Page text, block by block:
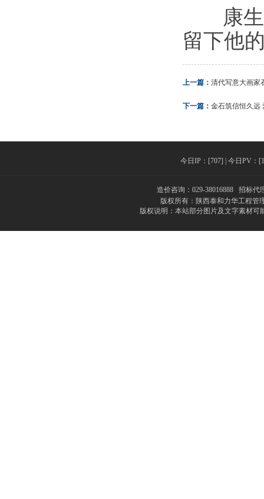
康生
留下他
上一篇： 清代写意大画家
下一篇： 金石筑信恒久远
今日IP：[707] | 今日PV：
造价咨询：029-38016888 招标代
版权所有：陕西泰和力华工程管
版权说明：本站部分图片及文字素材